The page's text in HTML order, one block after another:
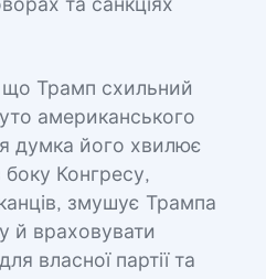
та санкціях
що Трамп схильний
американського
думка його хвилює
боку Конгресу,
змушує Трампа
й враховувати
власної партії та